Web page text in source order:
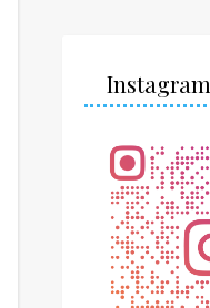
Instagram